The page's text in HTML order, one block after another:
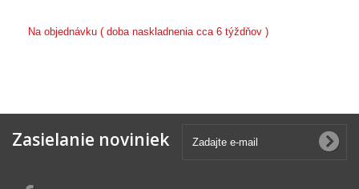
Na objednávku ( doba naskladnenia cca 6 týždňov )
Zasielanie noviniek